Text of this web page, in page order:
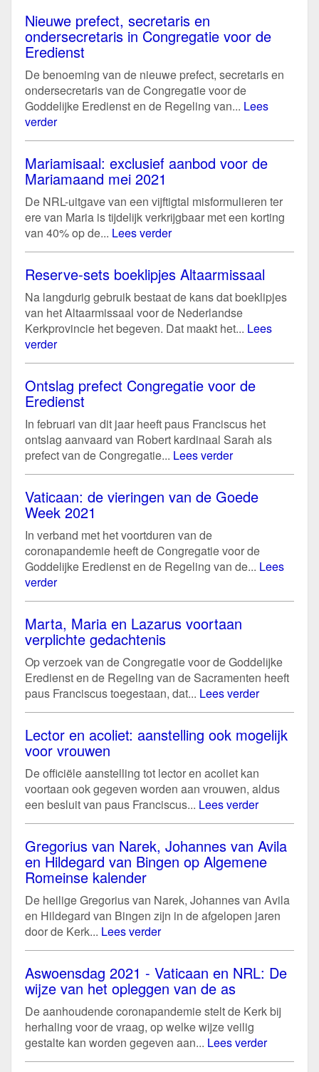
Nieuwe prefect, secretaris en
ondersecretaris in Congregatie voor de
Eredienst
De benoeming van de nieuwe prefect, secretaris en
ondersecretaris van de Congregatie voor de
Goddelijke Eredienst en de Regeling van... Lees
verder
Mariamisaal: exclusief aanbod voor de
Mariamaand mei 2021
De NRL-uitgave van een vijftigtal misformulieren ter
ere van Maria is tijdelijk verkrijgbaar met een korting
van 40% op de... Lees verder
Reserve-sets boeklipjes Altaarmissaal
Na langdurig gebruik bestaat de kans dat boeklipjes
van het Altaarmissaal voor de Nederlandse
Kerkprovincie het begeven. Dat maakt het... Lees
verder
Ontslag prefect Congregatie voor de
Eredienst
In februari van dit jaar heeft paus Franciscus het
ontslag aanvaard van Robert kardinaal Sarah als
prefect van de Congregatie... Lees verder
Vaticaan: de vieringen van de Goede
Week 2021
In verband met het voortduren van de
coronapandemie heeft de Congregatie voor de
Goddelijke Eredienst en de Regeling van de... Lees
verder
Marta, Maria en Lazarus voortaan
verplichte gedachtenis
Op verzoek van de Congregatie voor de Goddelijke
Eredienst en de Regeling van de Sacramenten heeft
paus Franciscus toegestaan, dat... Lees verder
Lector en acoliet: aanstelling ook mogelijk
voor vrouwen
De officiële aanstelling tot lector en acoliet kan
voortaan ook gegeven worden aan vrouwen, aldus
een besluit van paus Franciscus... Lees verder
Gregorius van Narek, Johannes van Avila
en Hildegard van Bingen op Algemene
Romeinse kalender
De heilige Gregorius van Narek, Johannes van Avila
en Hildegard van Bingen zijn in de afgelopen jaren
door de Kerk... Lees verder
Aswoensdag 2021 - Vaticaan en NRL: De
wijze van het opleggen van de as
De aanhoudende coronapandemie stelt de Kerk bij
herhaling voor de vraag, op welke wijze veilig
gestalte kan worden gegeven aan... Lees verder